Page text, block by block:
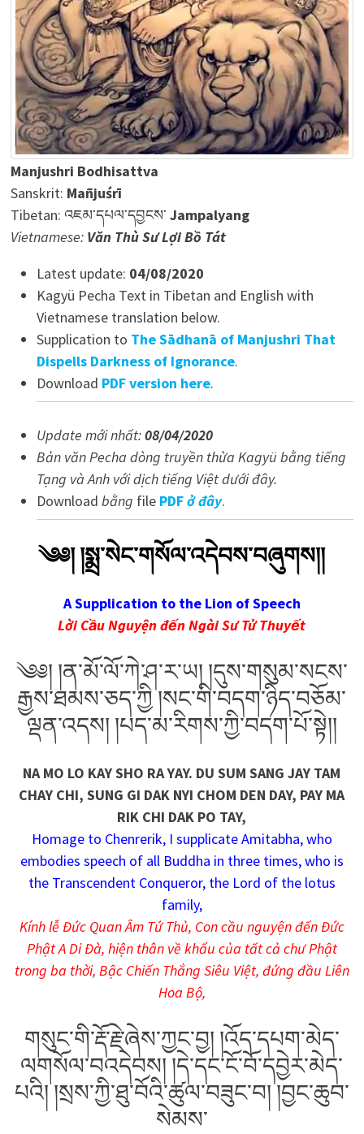
Manjushri Bodhisattva
Sanskrit: Mañjuśrī
Tibetan: འཇམ་དཔལ་དབྱངས་ Jampalyang
Vietnamese:Văn Thù Sư Lợi Bồ Tát
Latest update: 04/08/2020
Kagyü Pecha Text in Tibetan and English with
Vietnamese translation below.
Supplication to The Sādhanā of Manjushri That
Dispells Darkness of Ignorance.
Download PDF version here.
Update mới nhất:08/04/2020
Bản văn Pecha dòng truyền thừa Kagyü bằng tiếng
Tạng và Anh với dịch tiếng Việt dưới đây.
Download bằng file PDFở đây.
༄༅། །སྨྲ་སེང་གསོལ་འདེབས་བཞུགས།།
A Supplication to the Lion of Speech
Lời Cầu Nguyện đến Ngài Sư Tử Thuyết
༄༅། །ན་མོ་ལོ་ཀེ་ཤ་ར་ཡ། །དུས་གསུམ་སངས་
རྒྱས་ཐམས་ཅད་ཀྱི །སང་གི་བདག་ཉིད་བཅོམ་
ལྡན་འདས། །པད་མ་རིགས་ཀྱི་བདག་པོ་སྟེ།།
NA MO LO KAY SHO RA YAY. DU SUM SANG JAY TAM
CHAY CHI, SUNG GI DAK NYI CHOM DEN DAY, PAY MA
RIK CHI DAK PO TAY,
Homage to Chenrerik, I supplicate Amitabha, who
embodies speech of all Buddha in three times, who is
the Transcendent Conqueror, the Lord of the lotus
family,
Kính lễ Đức Quan Âm Tứ Thủ, Con cầu nguyện đến Đức
Phật A Di Đà, hiện thân về khẩu của tất cả chư Phật
trong ba thời, Bậc Chiến Thắng Siêu Việt, đứng đầu Liên
Hoa Bộ,
གསུང་གི་རྡོ་རྗེ་ཞེས་ཀྱང་བྱ། །འོད་དཔག་མེད་
ལགསོལ་བའདེབས། །དེ་དང་ངོ་བོ་དབྱེར་མེད་
པའི། །སྲས་ཀྱི་ཐུ་བོའི་ཚུལ་བཟུང་བ། །བྱང་ཆུབ་
སེམས་